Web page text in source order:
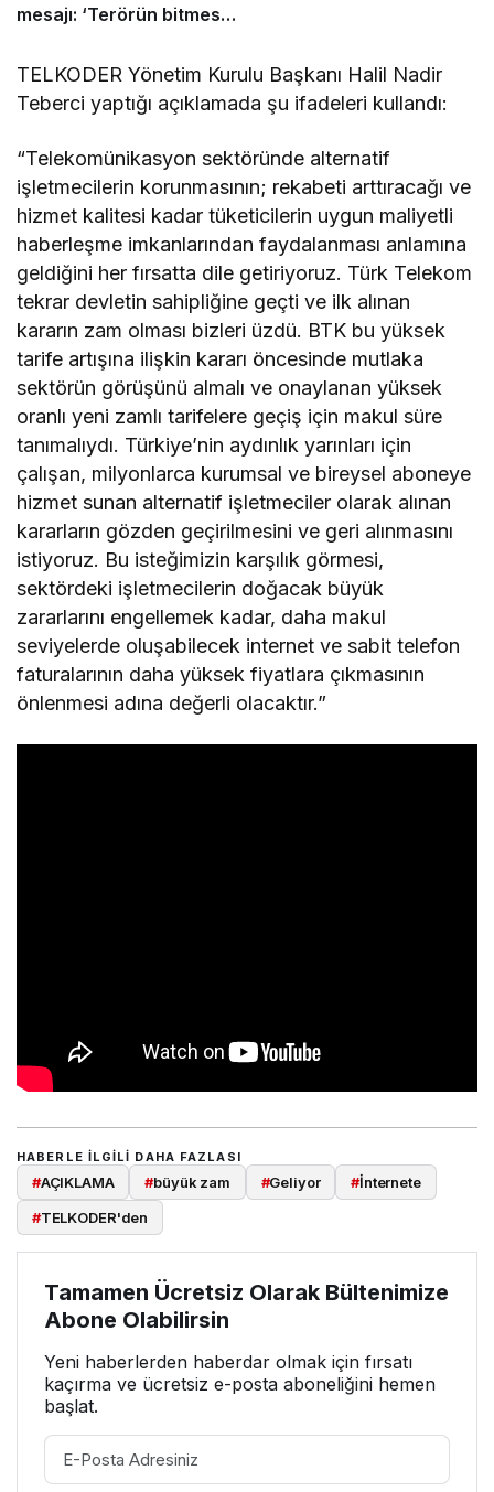
mesajı: ‘Terörün bitmesi
çizgimizdir’
TELKODER Yönetim Kurulu Başkanı Halil Nadir
Teberci yaptığı açıklamada şu ifadeleri kullandı:
“Telekomünikasyon sektöründe alternatif
işletmecilerin korunmasının; rekabeti arttıracağı ve
hizmet kalitesi kadar tüketicilerin uygun maliyetli
haberleşme imkanlarından faydalanması anlamına
geldiğini her fırsatta dile getiriyoruz. Türk Telekom
tekrar devletin sahipliğine geçti ve ilk alınan
kararın zam olması bizleri üzdü. BTK bu yüksek
tarife artışına ilişkin kararı öncesinde mutlaka
sektörün görüşünü almalı ve onaylanan yüksek
oranlı yeni zamlı tarifelere geçiş için makul süre
tanımalıydı. Türkiye’nin aydınlık yarınları için
çalışan, milyonlarca kurumsal ve bireysel aboneye
hizmet sunan alternatif işletmeciler olarak alınan
kararların gözden geçirilmesini ve geri alınmasını
istiyoruz. Bu isteğimizin karşılık görmesi,
sektördeki işletmecilerin doğacak büyük
zararlarını engellemek kadar, daha makul
seviyelerde oluşabilecek internet ve sabit telefon
faturalarının daha yüksek fiyatlara çıkmasının
önlenmesi adına değerli olacaktır.”
HABERLE ILGILI DAHA FAZLASI
#AÇIKLAMA #büyük zam #Geliyor #İnternete
#TELKODER'den
Tamamen Ücretsiz Olarak Bültenimize
Abone Olabilirsin
Yeni haberlerden haberdar olmak için fırsatı
kaçırma ve ücretsiz e-posta aboneliğini hemen
başlat.